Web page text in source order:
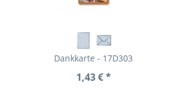
Dankkarte - 17D303
1,43 € *